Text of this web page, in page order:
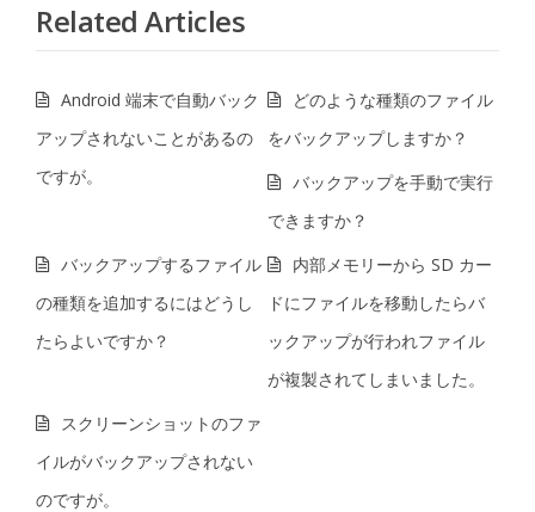
Related Articles
Android 端末で自動バック
アップされないことがあるの
ですが。
どのような種類のファイル
をバックアップしますか？
バックアップを手動で実行
できますか？
バックアップするファイル
の種類を追加するにはどうし
たらよいですか？
内部メモリーから SD カー
ドにファイルを移動したらバ
ックアップが行われファイル
が複製されてしまいました。
スクリーンショットのファ
イルがバックアップされない
のですが。